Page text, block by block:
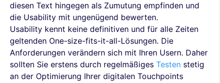
diesen Text hingegen als Zumutung empfinden und
die Usability mit ungenügend bewerten.
Usability kennt keine definitiven und für alle Zeiten
geltenden One-size-fits-it-all-Lösungen. Die
Anforderungen verändern sich mit Ihren Usern. Daher
sollten Sie erstens durch regelmäßiges Testen stetig
an der Optimierung Ihrer digitalen Touchpoints